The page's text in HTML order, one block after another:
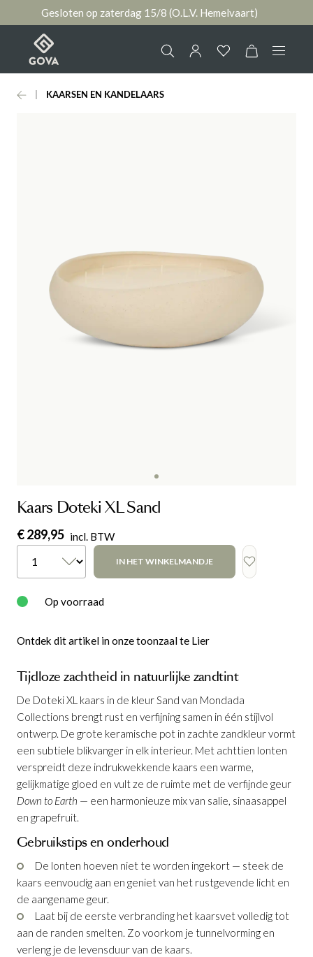
Gesloten op zaterdag 15/8 (O.L.V. Hemelvaart)
Collectie
Contact
KAARSEN EN KANDELAARS
Kaars Doteki XL Sand
€ 289,95 incl. BTW
IN HET WINKELMANDJE
Op voorraad
Ontdek dit artikel in onze toonzaal te Lier
Tijdloze zachtheid in natuurlijke zandtint
De Doteki XL kaars in de kleur Sand van Mondada
Collections brengt rust en verfijning samen in één stijlvol
ontwerp. De grote keramische pot in zachte zandkleur vormt
een subtiele blikvanger in elk interieur. Met achttien lonten
verspreidt deze indrukwekkende kaars een warme,
gelijkmatige gloed en vult ze de ruimte met de verfijnde geur
Down to Earth — een harmonieuze mix van salie, sinaasappel
en grapefruit.
Gebruikstips en onderhoud
De lonten hoeven niet te worden ingekort — steek de
kaars eenvoudig aan en geniet van het rustgevende licht en
de aangename geur.
Laat bij de eerste verbranding het kaarsvet volledig tot
aan de randen smelten. Zo voorkom je tunnelvorming en
verleng je de levensduur van de kaars.